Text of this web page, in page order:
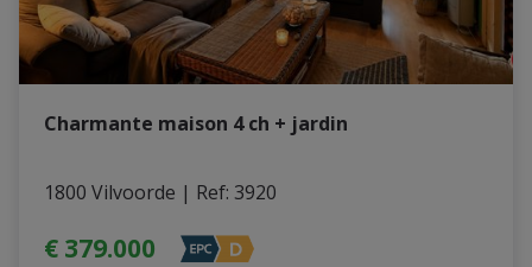
Charmante maison 4 ch + jardin
1800 Vilvoorde | Ref: 3920
€ 379.000